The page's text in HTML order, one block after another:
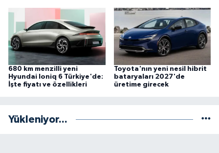
680 km menzilli yeni
Hyundai Ioniq 6 Türkiye'de:
İşte fiyatı ve özellikleri
Toyota'nın yeni nesil hibrit
bataryaları 2027'de
üretime girecek
Yükleniyor...